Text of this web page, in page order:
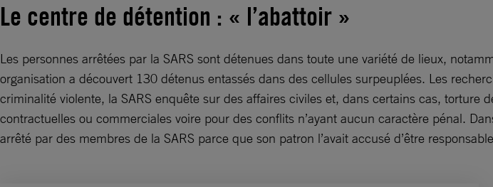
Le centre de détention : « l’abattoir »
Les personnes arrêtées par la SARS sont détenues dans toute une variété de lieux,
organisation a découvert 130 détenus entassés dans des cellules surpeuplées. Les
criminalité violente, la SARS enquête sur des affaires civiles et, dans certains cas,
contractuelles ou commerciales voire pour des conflits n’ayant aucun caractère pénal.
arrêté par des membres de la SARS parce que son patron l’avait accusé d’être